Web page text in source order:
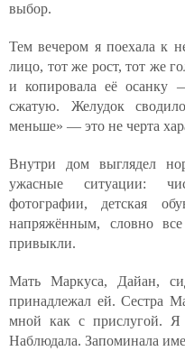
выбор.
Тем вечером я поехала к
лицо, тот же рост, тот же
и копировала её осанку
сжатую. Желудок
меньше» — это не черта
Внутри дом выглядел
ужасные ситуации:
фотографии, детская
напряжённым, словно
привыкли.
Мать Маркуса, Дайан,
принадлежал ей. Сестра
мной как с прислугой. Я
Наблюдала. Запоминала